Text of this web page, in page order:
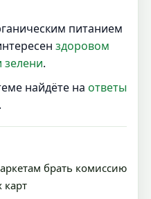
питанием
здоровом
.
найдёте на ответы
.
брать комиссию
карт